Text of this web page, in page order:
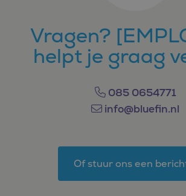
Vragen?
helpt je graag
085 0654771
info@bluefin.nl
Of stuur ons een